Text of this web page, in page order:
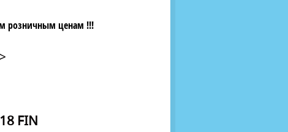
розничным ценам !!!
>
FIN